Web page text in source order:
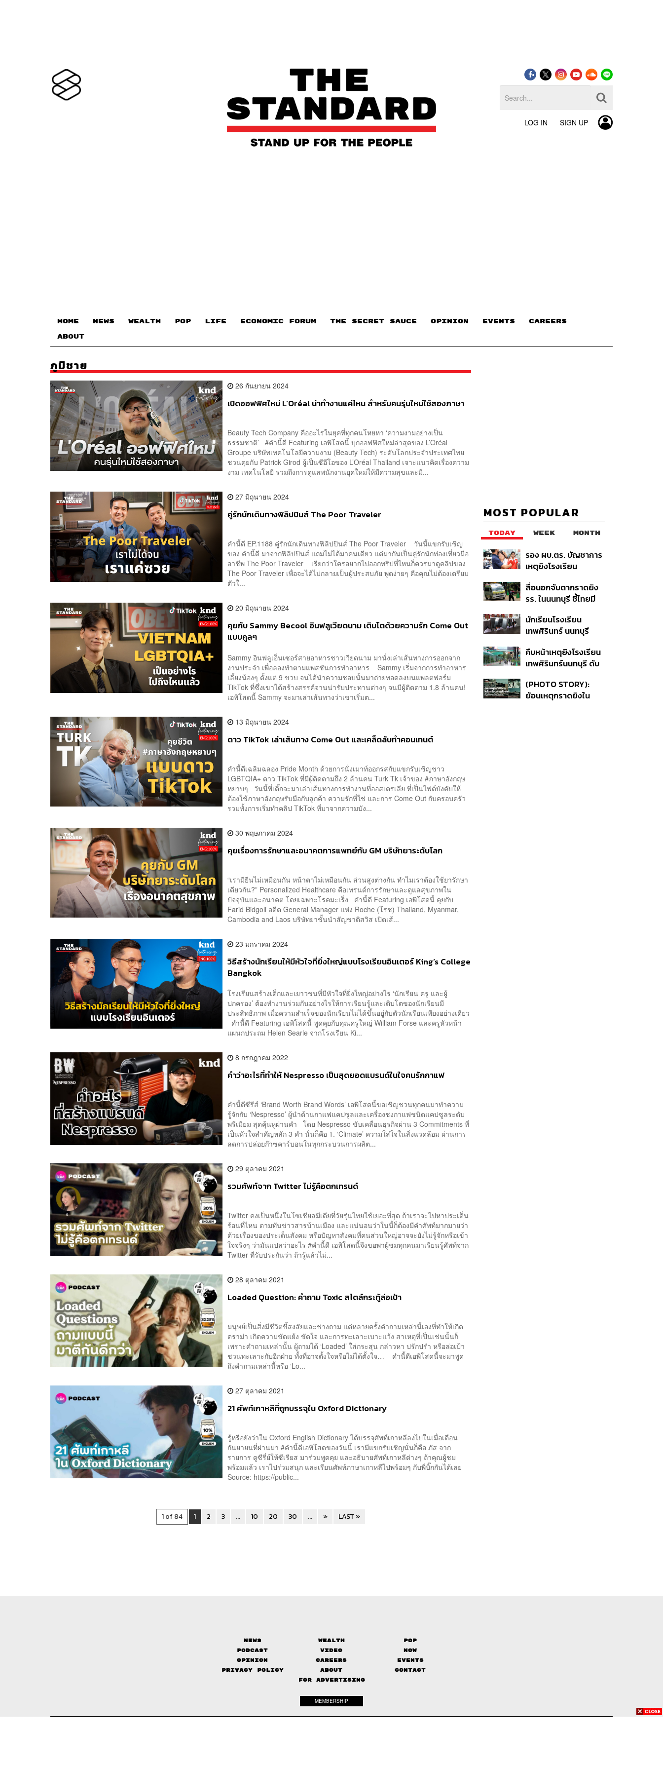
LOG IN SIGN UP
HOME NEWS WEALTH POP LIFE ECONOMIC FORUM THE SECRET SAUCE​ OPINION EVENTS CAREERS
ABOUT
ภูมิชาย
26 กันยายน 2024
เปิดออฟฟิศใหม่ L’Oréal น่าทำงานแค่ไหน สำหรับคนรุ่นใหม่ใช้สองภาษา
Beauty Tech Company คืออะไรในยุคที่ทุกคนโหยหา ‘ความงามอย่างเป็น
ธรรมชาติ’ #คำนี้ดี Featuring เอพิโสดนี้ บุกออฟฟิศใหม่ล่าสุดของ L’Oréal
Groupe บริษัทเทคโนโลยีความงาม (Beauty Tech) ระดับโลกประจำประเทศไทย
ชวนคุยกับ Patrick Girod ผู้เป็นซีอีโอของ L’Oréal Thailand เจาะแนวคิดเรื่องความ
งาม เทคโนโลยี รวมถึงการดูแลพนักงานยุคใหม่ให้มีความสุขและมี...
27 มิถุนายน 2024
คู่รักนักเดินทางฟิลิปปินส์ The Poor Traveler
คำนี้ดี EP.1188 คู่รักนักเดินทางฟิลิปปินส์ The Poor Traveler วันนี้แขกรับเชิญ
ของ คำนี้ดี มาจากฟิลิปปินส์ แถมไม่ได้มาคนเดียว แต่มากันเป็นคู่รักนักท่องเที่ยวมือ
อาชีพ The Poor Traveler เรียกว่าใครอยากไปออกทริปที่ไหนก็ควรมาดูคลิปของ
The Poor Traveler เพื่อจะได้ไม่กลายเป็นผู้ประสบภัย พูดง่ายๆ คือคุณไม่ต้องเตรียม
ตัวใ...
20 มิถุนายน 2024
คุยกับ Sammy Becool อินฟลูเวียดนาม เติบโตด้วยความรัก Come Out
แบบคูลๆ
Sammy อินฟลูเอ็นเซอร์สายอาหารชาวเวียดนาม มานั่งเล่าเส้นทางการออกจาก
งานประจำ เพื่อลองทำตามแพสชันการทำอาหาร Sammy เริ่มจากการทำอาหาร
เลี้ยงน้องๆ ตั้งแต่ 9 ขวบ จนได้นำความชอบนั้นมาถ่ายทอดลงบนแพลตฟอร์ม
TikTok ที่ซึ่งเขาได้สร้างสรรค์จานน่ารับประทานต่างๆ จนมีผู้ติดตาม 1.8 ล้านคน!
เอพิโสดนี้ Sammy จะมาเล่าเส้นทางว่าเขาเริ่มต...
13 มิถุนายน 2024
ดาว TikTok เล่าเส้นทาง Come Out และเคล็ดลับทำคอนเทนต์
คำนี้ดีเฉลิมฉลอง Pride Month ด้วยการนั่งเมาท์ออกรสกับแขกรับเชิญชาว
LGBTQIA+ ดาว TikTok ที่มีผู้ติดตามถึง 2 ล้านคน Turk Tk เจ้าของ #ภาษาอังกฤษ
หยาบๆ วันนี้พี่เติ๊กจะมาเล่าเส้นทางการทำงานที่ออสเตรเลีย ที่เป็นไฟต์บังคับให้
ต้องใช้ภาษาอังกฤษรับมือกับลูกค้า ความรักที่ใช่ และการ Come Out กับครอบครัว
รวมทั้งการเริ่มทำคลิป TikTok ที่มาจากความบัง...
30 พฤษภาคม 2024
คุยเรื่องการรักษาและอนาคตการแพทย์กับ GM บริษัทยาระดับโลก
“เรามียีนไม่เหมือนกัน หน้าตาไม่เหมือนกัน ส่วนสูงต่างกัน ทำไมเราต้องใช้ยารักษา
เดียวกัน?” Personalized Healthcare คือเทรนด์การรักษาและดูแลสุขภาพใน
ปัจจุบันและอนาคต โดยเฉพาะโรคมะเร็ง คำนี้ดี Featuring เอพิโสดนี้ คุยกับ
Farid Bidgoli อดีต General Manager แห่ง Roche (โรช) Thailand, Myanmar,
Cambodia and Laos บริษัทยาชั้นนำสัญชาติสวิส เปิดเส้...
23 มกราคม 2024
วิธีสร้างนักเรียนให้มีหัวใจที่ยิ่งใหญ่แบบโรงเรียนอินเตอร์ King’s College
Bangkok
โรงเรียนสร้างเด็กและเยาวชนที่มีหัวใจที่ยิ่งใหญ่อย่างไร ‘นักเรียน ครู และผู้
ปกครอง’ ต้องทำงานร่วมกันอย่างไรให้การเรียนรู้และเติบโตของนักเรียนมี
ประสิทธิภาพ เมื่อความสำเร็จของนักเรียนไม่ได้ขึ้นอยู่กับตัวนักเรียนเพียงอย่างเดียว
คำนี้ดี Featuring เอพิโสดนี้ พูดคุยกับคุณครูใหญ่ William Forse และครูหัวหน้า
แผนกประถม Helen Searle จากโรงเรียน Ki...
8 กรกฎาคม 2022
คำว่าอะไรที่ทำให้ Nespresso เป็นสุดยอดแบรนด์ในใจคนรักกาแฟ
คำนี้ดีซีรีส์ ‘Brand Worth Brand Words’ เอพิโสดนี้ขอเชิญชวนทุกคนมาทำความ
รู้จักกับ ‘Nespresso’ ผู้นำด้านกาแฟแคปซูลและเครื่องชงกาแฟชนิดแคปซูลระดับ
พรีเมียม สุดคุ้นหูผ่านคำ โดย Nespresso ขับเคลื่อนธุรกิจผ่าน 3 Commitments ที่
เป็นหัวใจสำคัญหลัก 3 คำ นั่นก็คือ 1. ‘Climate’ ความใส่ใจในสิ่งแวดล้อม ผ่านการ
ลดการปล่อยก๊าซคาร์บอนในทุกกระบวนการผลิต...
29 ตุลาคม 2021
รวมศัพท์จาก Twitter ไม่รู้คือตกเทรนด์
Twitter คงเป็นหนึ่งในโซเชียลมีเดียที่วัยรุ่นไทยใช้เยอะที่สุด ถ้าเราจะไปหาประเด็น
ร้อนที่ไหน ตามทันข่าวสารบ้านเมือง และแน่นอนว่าในนี้ก็ต้องมีคำศัพท์มากมายว่า
ด้วยเรื่องของประเด็นสังคม หรือปัญหาสังคมที่คนส่วนใหญ่อาจจะยังไม่รู้จักหรือเข้า
ใจจริงๆ ว่ามันแปลว่าอะไร #คำนี้ดี เอพิโสดนี้จึงขอพาผู้ชมทุกคนมาเรียนรู้ศัพท์จาก
Twitter ที่รับประกันว่า ถ้ารู้แล้วไม่...
28 ตุลาคม 2021
Loaded Question: คำถาม Toxic สไตล์กระทู้ล่อเป้า
มนุษย์เป็นสิ่งมีชีวิตขี้สงสัยและช่างถาม แต่หลายครั้งคำถามเหล่านี้เองที่ทำให้เกิด
ดราม่า เกิดความขัดแย้ง ขัดใจ และการทะเลาะเบาะแว้ง สาเหตุที่เป็นเช่นนั้นก็
เพราะคำถามเหล่านั้น ผู้ถามได้ ‘Loaded’ ใส่กระสุน กล่าวหา ปรักปรำ หรือล่อเป้า
ชวนทะเลาะกับอีกฝ่าย ทั้งที่อาจตั้งใจหรือไม่ได้ตั้งใจ… คำนี้ดีเอพิโสดนี้จะมาพูด
ถึงคำถามเหล่านี้หรือ ‘Lo...
27 ตุลาคม 2021
21 ศัพท์เกาหลีที่ถูกบรรจุใน Oxford Dictionary
รู้หรือยังว่าใน Oxford English Dictionary ได้บรรจุศัพท์เกาหลีลงไปในเมื่อเดือน
กันยายนที่ผ่านมา #คำนี้ดีเอพิโสดของวันนี้ เรามีแขกรับเชิญนั่นก็คือ ภัส จาก
รายการ ดูซีรี่ย์ให้ซีเรียส มาร่วมพูดคุย และอธิบายศัพท์เกาหลีต่างๆ ถ้าคุณผู้ชม
พร้อมแล้ว เราไปร่วมสนุก และเรียนศัพท์ภาษาเกาหลีไปพร้อมๆ กับพี่บิ๊กกันได้เลย
Source: https://public...
1 of 84 1 2 3 ... 10 20 30 ... » LAST »
MOST POPULAR
TODAY WEEK MONTH
รอง ผบ.ตร. บัญชาการ
เหตุยิงโรงเรียน
ค้นหา 2 รอบยืนยันไร้คน
ติดค้าง พบศพปู่-ย่าที่
สื่อนอกจับตากราดยิง
รร. ในนนทบุรี ชี้ไทยมี
ในระดับต้นของภูมิภาค
นักเรียนโรงเรียน
เทพศิรินทร์ นนทบุรี
ปลอดภัยชั่วคราว หลัง
เหตุใช้อาวุธปืนภายใน
คืบหน้าเหตุยิงโรงเรียน
เทพศิรินทร์นนทบุรี ดับ
สอบปมขโมยปืนปู่ก่อ
เหตุ
(PHOTO STORY):
ย้อนเหตุกราดยิงใน
News Wealth
Pop
Podcast
Video
Now
Opinion
Careers
Events
Privacy Policy
About
Contact
FOR ADVERTISING
MEMBERSHIP